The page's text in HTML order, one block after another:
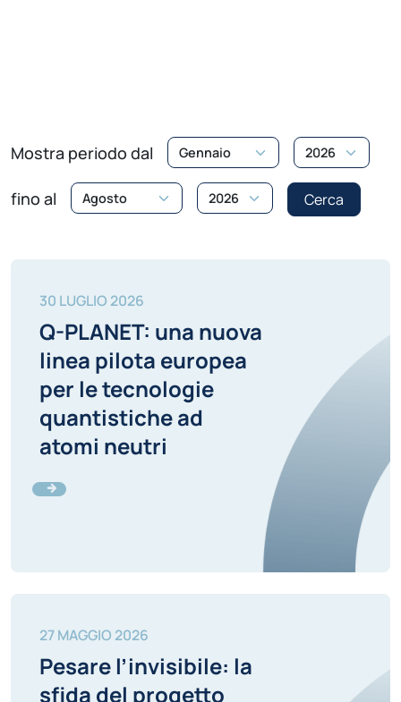
Mostra periodo dal
fino al Cerca
30 LUGLIO 2026
Q-PLANET: una nuova
linea pilota europea
per le tecnologie
quantistiche ad
atomi neutri
27 MAGGIO 2026
Pesare l’invisibile: la
sfida del progetto